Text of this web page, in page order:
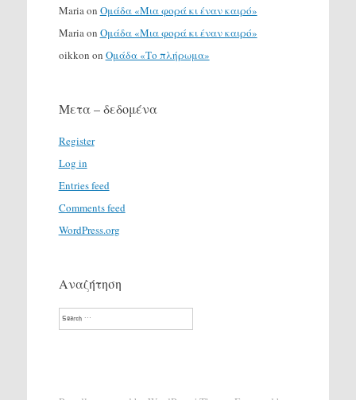
Mariaon Ομάδα «Μια φορά κι έναν καιρό»
Mariaon Ομάδα «Μια φορά κι έναν καιρό»
oikkon on Ομάδα «Το πλήρωμα»
Μετα – δεδομένα
Register
Log in
Entries feed
Comments feed
WordPress.org
Αναζήτηση
Search